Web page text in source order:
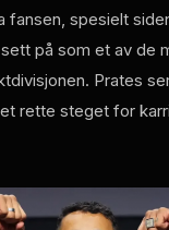
fansen, spesielt
på som et av de
Prates
rette steget for